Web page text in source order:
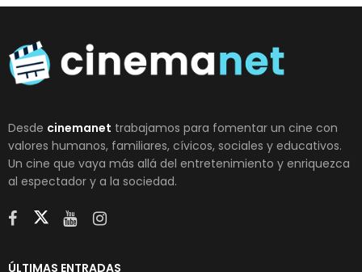
Desde cinemanet trabajamos para fomentar un cine con
valores humanos, familiares, cívicos, sociales y educativos.
Un cine que vaya más allá del entretenimiento y enriquezca
al espectador y a la sociedad.
ÚLTIMAS ENTRADAS